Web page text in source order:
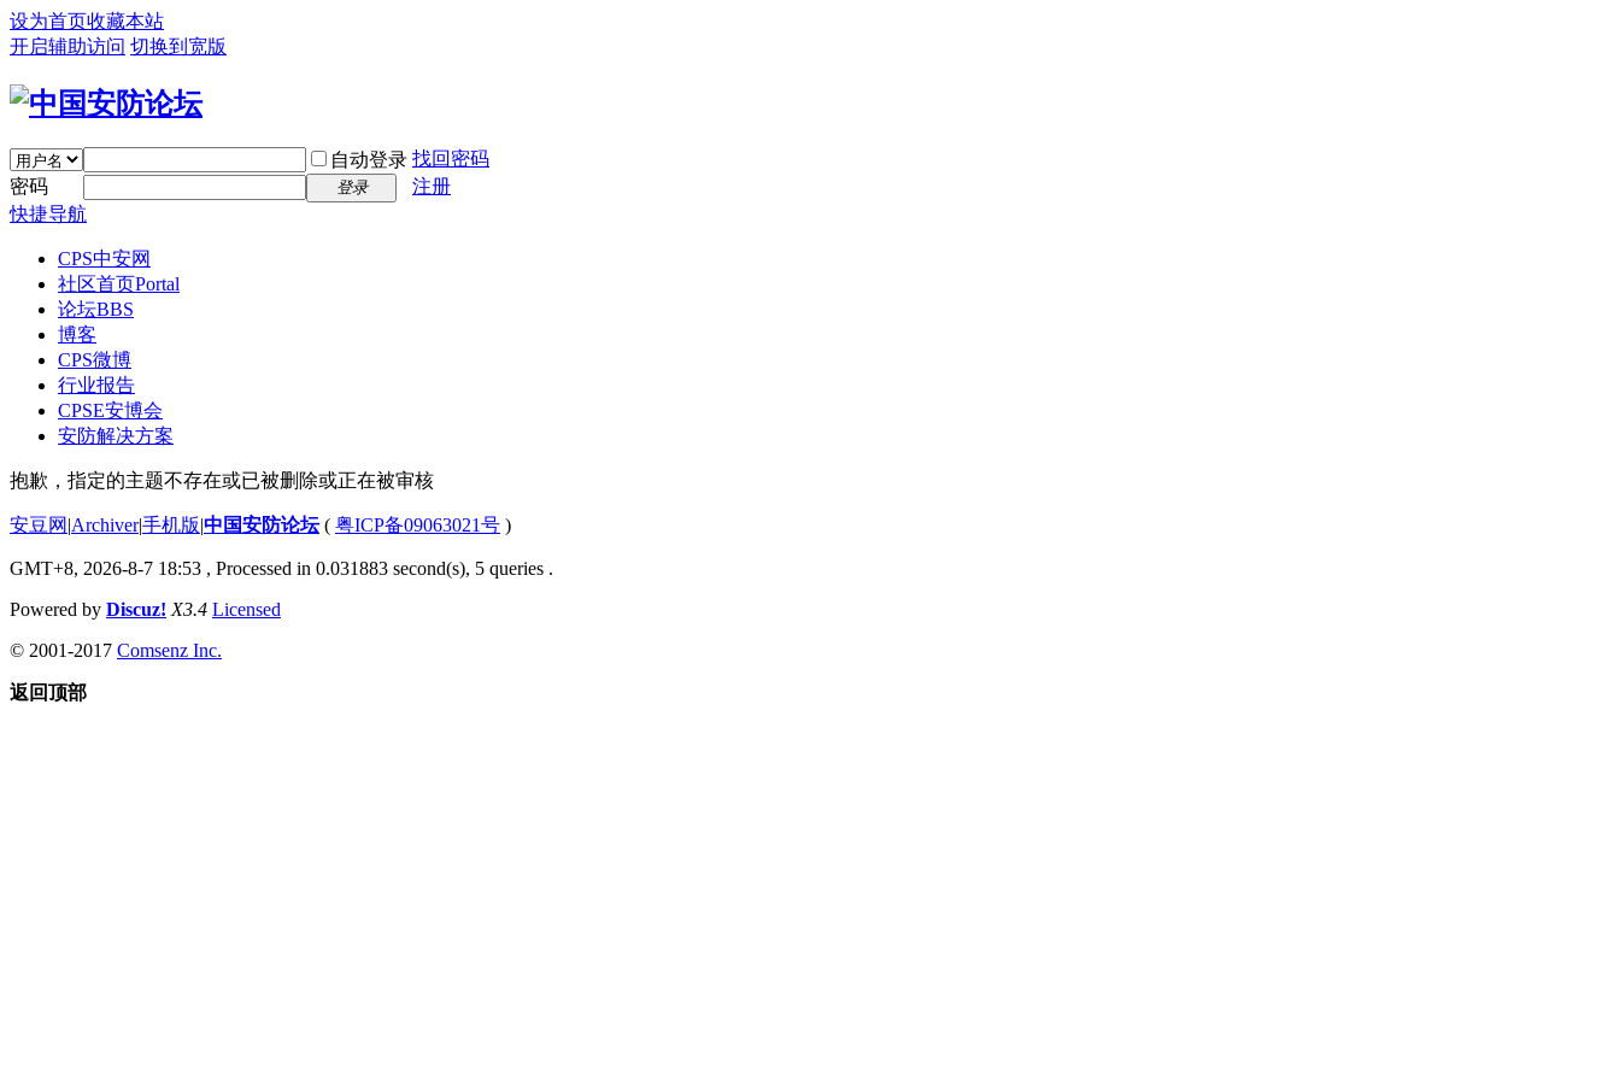
设为首页收藏本站
开启辅助访问 切换到宽版
自动登录 找回密码
密码
登录
注册
快捷导航
CPS中安网
社区首页Portal
论坛BBS
博客
CPS微博
行业报告
CPSE安博会
安防解决方案
抱歉，指定的主题不存在或已被删除或正在被审核
安豆网 |Archiver|手机版|中国安防论坛( 粤ICP备09063021号 )
GMT+8, 2026-8-7 18:53 , Processed in 0.031883 second(s), 5 queries .
Powered by Discuz! X3.4 Licensed
© 2001-2017 Comsenz Inc.
返回顶部